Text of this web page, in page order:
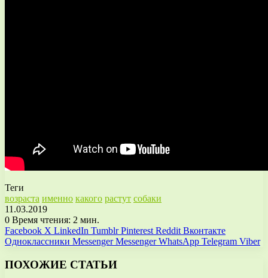
Теги
возраста именно какого растут собаки
11.03.2019
0 Время чтения: 2 мин.
Facebook X LinkedIn Tumblr Pinterest Reddit Вконтакте
Одноклассники Messenger Messenger WhatsApp Telegram Viber
ПОХОЖИЕ СТАТЬИ